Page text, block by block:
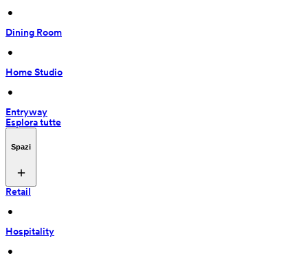
•
Dining Room
•
Home Studio
•
Entryway
Esplora tutte
Spazi
Retail
•
Hospitality
•